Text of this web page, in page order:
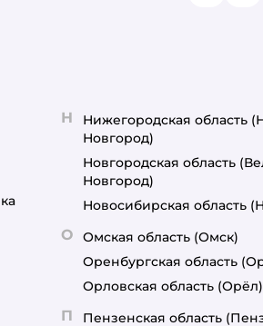
Н Нижегородская область
Новгород)
Новгородская область
Новгород)
Новосибирская область
О Омская область (Омск)
Оренбургская область
Орловская область (Орёл)
П Пензенская область